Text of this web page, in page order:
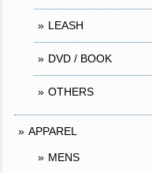
LEASH
DVD / BOOK
OTHERS
APPAREL
MENS